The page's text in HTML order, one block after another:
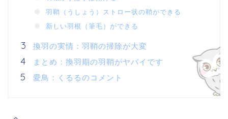
羽鞘（うしょう）ストロー状の鞘ができる
新しい羽根（筆毛）ができる
換羽の実情：羽鞘の掃除が大変
まとめ：換羽期の羽鞘がヤバイです
愛鳥：くるるのコメント